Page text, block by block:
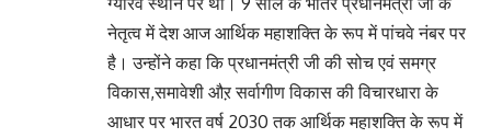
नेतृत्व में देश आज आर्थिक महाशक्ति के रूप में पांचवे नंबर पर
है। उन्होंने कहा कि प्रधानमंत्री जी की सोच एवं समग्र
विकास,समावेशी औऱ सर्वागीण विकास की विचारधारा के
आधार पर भारत वर्ष 2030 तक आर्थिक महाशक्ति के रूप में